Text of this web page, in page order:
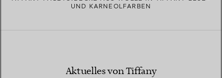
UND KARNEOLFARBEN
Aktuelles von Tiffany